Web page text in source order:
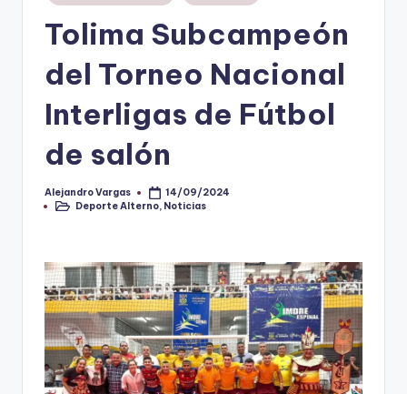
V
en
Tolima Subcampeón
del Torneo Nacional
Interligas de Fútbol
de salón
Publicado
por
Alejandro Vargas
14/09/2024
Publicado
Deporte Alterno Noticias